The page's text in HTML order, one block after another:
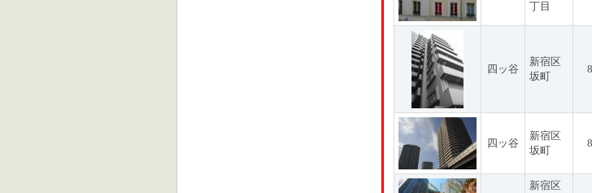
丁目
四ッ谷
新宿区
坂町
四ッ谷
新宿区
坂町
新宿区